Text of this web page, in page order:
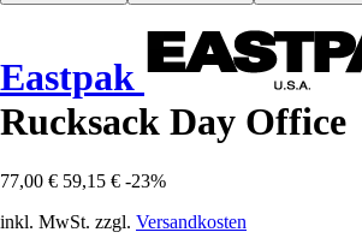
Eastpak
Rucksack Day Office
77,00 € 59,15 € -23%
inkl. MwSt. zzgl. Versandkosten